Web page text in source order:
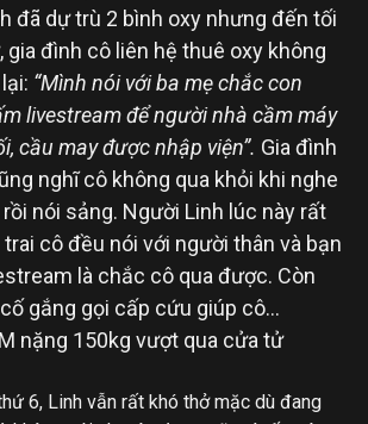
đã dự trù 2 bình oxy nhưng đến tối
gia đình cô liên hệ thuê oxy không
“Mình nói với ba mẹ chắc con
livestream để người nhà cầm máy
cầu may được nhập viện”. Gia đình
nghĩ cô không qua khỏi khi nghe
nói sảng. Người Linh lúc này rất
trai cô đều nói với người thân và bạn
là chắc cô qua được. Còn
gắng gọi cấp cứu giúp cô…
6, Linh vẫn rất khó thở mặc dù đang